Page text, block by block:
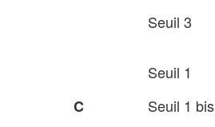
Seuil 3
Seuil 1
C
Seuil 1 bis